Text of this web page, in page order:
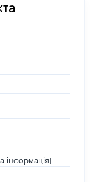
інформація]